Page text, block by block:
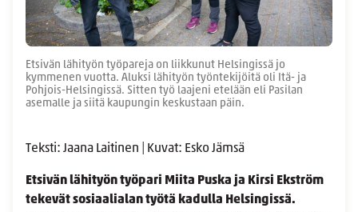
Etsivän lähityön työpareja on liikkunut Helsingissä jo
kymmenen vuotta. Aluksi lähityön työntekijöitä oli Itä- ja
Pohjois-Helsingissä. Sitten työ laajeni etelään eli Pasilan
asemalle ja siitä kaupungin keskustaan päin.
Teksti: Jaana Laitinen | Kuvat: Esko Jämsä
Etsivän lähityön työpari Miita Puska ja Kirsi Ekström
tekevät sosiaalialan työtä kadulla Helsingissä.